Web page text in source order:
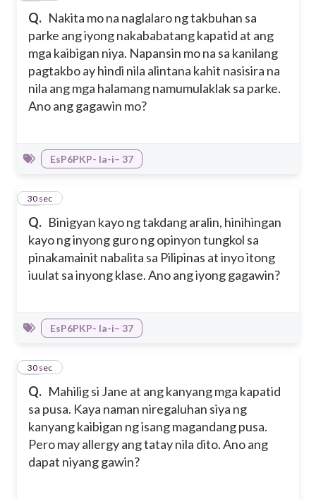
Q. Nakita mo na naglalaro ng takbuhan sa
parke ang iyong nakababatang kapatid at ang
mga kaibigan niya. Napansin mo na sa kanilang
pagtakbo ay hindi nila alintana kahit nasisira na
nila ang mga halamang namumulaklak sa parke.
Ano ang gagawin mo?
EsP6PKP- Ia-i– 37
Q. Binigyan kayo ng takdang aralin, hinihingan
kayo ng inyong guro ng opinyon tungkol sa
pinakamainit nabalita sa Pilipinas at inyo itong
iuulat sa inyong klase. Ano ang iyong gagawin?
22
30 sec
EsP6PKP- Ia-i– 37
Q. Mahilig si Jane at ang kanyang mga kapatid
sa pusa. Kaya naman niregaluhan siya ng
kanyang kaibigan ng isang magandang pusa.
Pero may allergy ang tatay nila dito. Ano ang
dapat niyang gawin?
23
30 sec